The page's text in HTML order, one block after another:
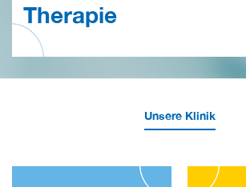
Therapie
Unsere Klinik